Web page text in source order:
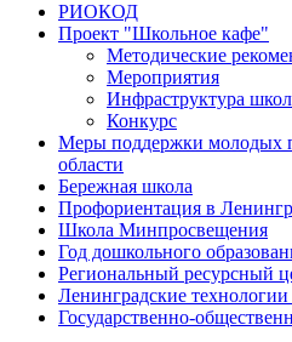
РИОКОД
Проект "Школьное кафе"
Методические
Мероприятия
Инфраструктура
Конкурс
Меры поддержки молодых
области
Бережная школа
Профориентация в
Школа Минпросвещения
Год дошкольного
Региональный ресурсный
Ленинградские
Государственно-